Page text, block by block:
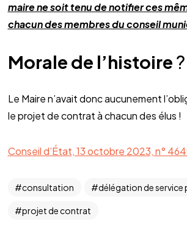
maire ne soit tenu de notifier ces
chacun des membres du conseil
Morale de l’histoire?
Le Maire n’avait donc aucunement
le projet de contrat à chacun des élus !
Conseil d’État, 13 octobre 2023, n°
consultation délégation de service
projet de contrat